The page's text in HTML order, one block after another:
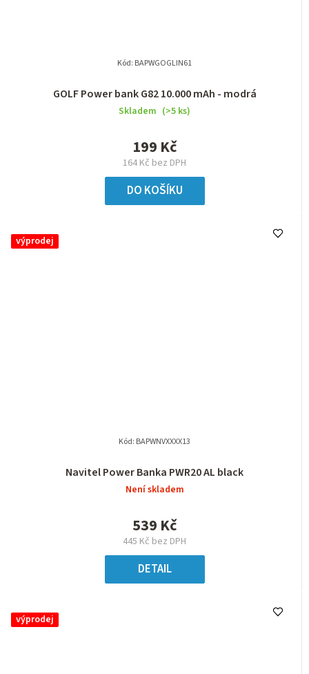
GOLF Power bank G82 10.000 mAh - modrá
Skladem (>5 ks)
164 Kč bez DPH
199 Kč
DO KOŠÍKU
Kód: BAPWGOGLIN61
výprodej
Navitel Power Banka PWR20 AL black
Není skladem
445 Kč bez DPH
539 Kč
DETAIL
Kód: BAPWNVXXXX13
výprodej